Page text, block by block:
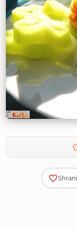
Shrani